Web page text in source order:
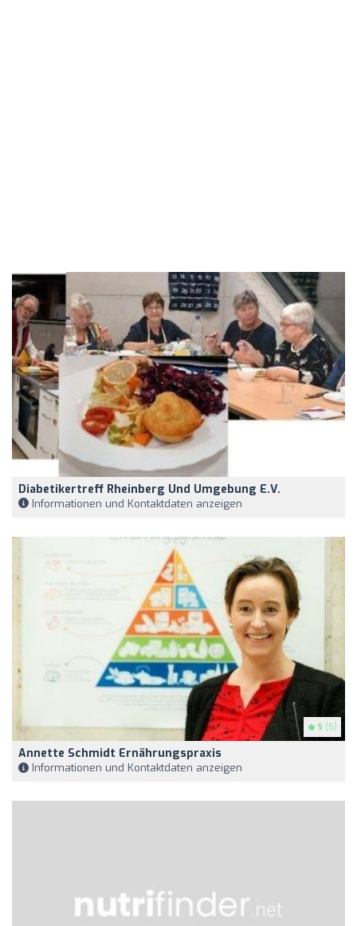
Diabetikertreff Rheinberg Und Umgebung E.V.
Informationen und Kontaktdaten anzeigen
5 (5)
Annette Schmidt Ernährungspraxis
Informationen und Kontaktdaten anzeigen